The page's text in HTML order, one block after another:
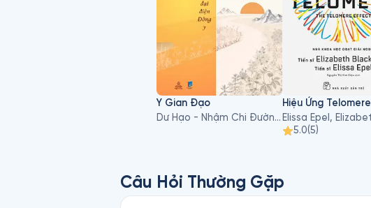
Y Gian Đạo
Dư Hạo - Nhậm Chi Đường, Trịnh Lê
Hiệu Ứng Telomere
5.0(5)
Câu Hỏi Thường Gặp